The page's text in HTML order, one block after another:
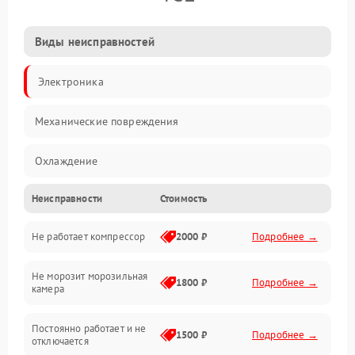
Виды неисправностей
Электроника
Механические повреждения
Охлаждение
Механика
Электропитание
Дренаж
Неисправности Стоимость
Не работает компрессор 2000 ₽ Подробнее →
Не морозит морозильная
камера
1800 ₽ Подробнее →
Постоянно работает и не
отключается
1500 ₽ Подробнее →